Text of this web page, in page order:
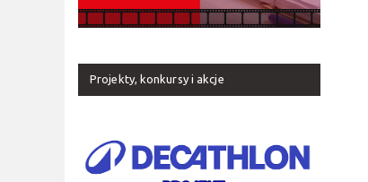
Projekty, konkursy i akcje